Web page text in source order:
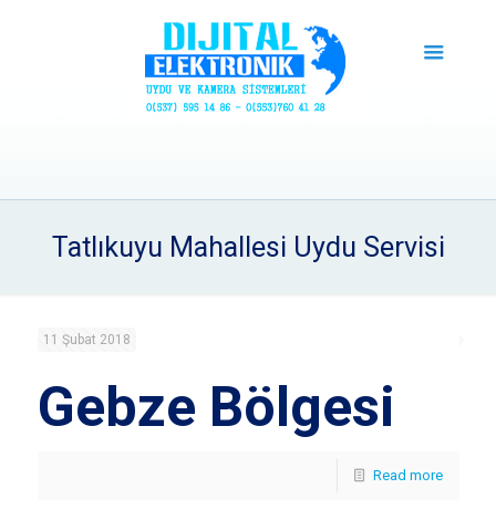
Tatlıkuyu Mahallesi Uydu Servisi
11 Şubat 2018
Gebze Bölgesi
Read more